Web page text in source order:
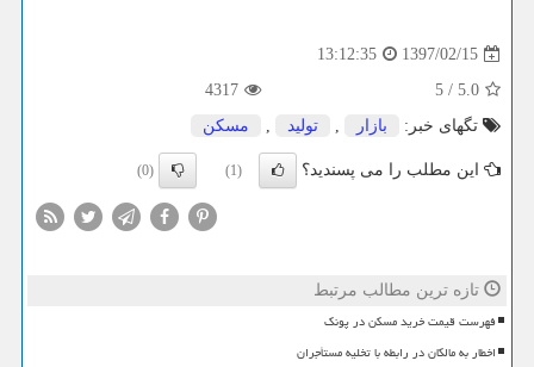
1397/02/15
13:12:35
5.0
/
5
4317
تگهای خبر:
بازار , تولید , مسكن
این مطلب را می پسندید؟ (1)
(0)
تازه ترین مطالب مرتبط
فهرست قیمت خرید مسکن در پونک
اخطار به مالکان در رابطه با تخلیه مستأجران